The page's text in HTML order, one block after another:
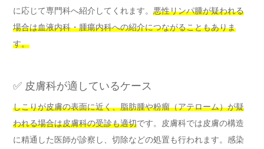
に応じて専門科へ紹介してくれます。 悪性リンパ腫が疑われる
場合は血液内科・腫瘍内科への紹介につながることもありま
す。
✅ 皮膚科が適しているケース
しこりが皮膚の表面に近く、脂肪腫や粉瘤（アテローム）が疑
われる場合は皮膚科の受診も適切です。皮膚科では皮膚の構造
に精通した医師が診察し、切除などの処置も行われます。感染